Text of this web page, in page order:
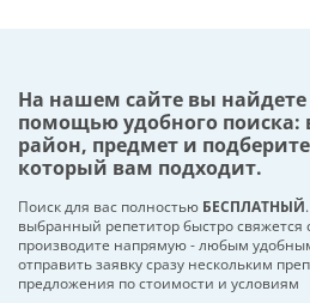
На нашем сайте вы найдете
помощью удобного поиска:
район, предмет и
который вам подходит.
Поиск для вас полностью БЕСПЛАТНЫЙ
выбранный репетитор быстро свяжется
производите напрямую - любым
отправить заявку сразу нескольким
предложения по стоимости и условиям